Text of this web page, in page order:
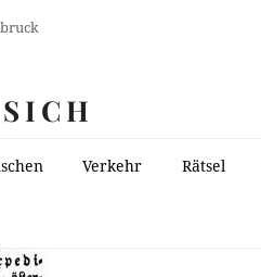
Verkehr Rätsel